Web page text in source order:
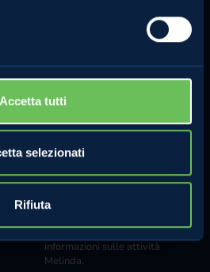
Accetta tutti
selezionati
Rifiuta
e
riceverai regolarmente
informazioni sulle attività
Melinda.